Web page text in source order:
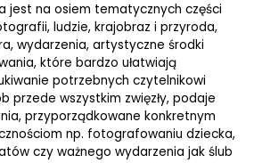
jest na osiem tematycznych części
ludzie, krajobraz i przyroda,
wydarzenia, artystyczne środki
które bardzo ułatwiają
potrzebnych czytelnikowi
przede wszystkim zwięzły, podaje
przyporządkowane konkretnym
np. fotografowaniu dziecka,
czy ważnego wydarzenia jak ślub